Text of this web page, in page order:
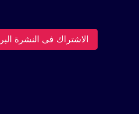
الاشتراك فى النشرة